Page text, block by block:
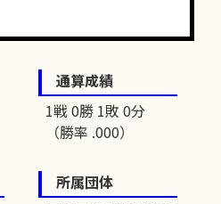
通算成績
1戦 0勝 1敗 0分
（勝率 .000）
所属団体